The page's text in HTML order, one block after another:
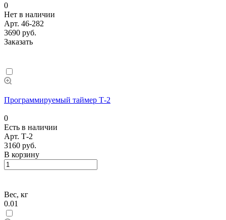
0
Нет в наличии
Арт. 46-282
3690 руб.
Заказать
Программируемый таймер Т-2
0
Есть в наличии
Арт. Т-2
3160 руб.
В корзину
Вес, кг
0.01